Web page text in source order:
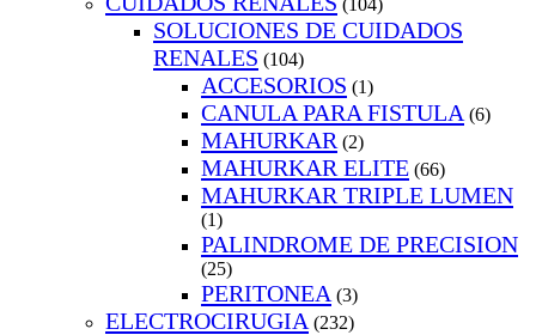
(104)
SOLUCIONES DE CUIDADOS
RENALES (104)
ACCESORIOS (1)
CANULA PARA FISTULA (6)
MAHURKAR (2)
MAHURKAR ELITE (66)
MAHURKAR TRIPLE LUMEN
(1)
PALINDROME DE PRECISION
(25)
PERITONEA (3)
ELECTROCIRUGIA (232)